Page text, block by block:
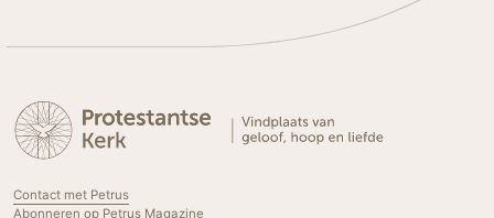
Contact met Petrus
Abonneren op Petrus Magazine